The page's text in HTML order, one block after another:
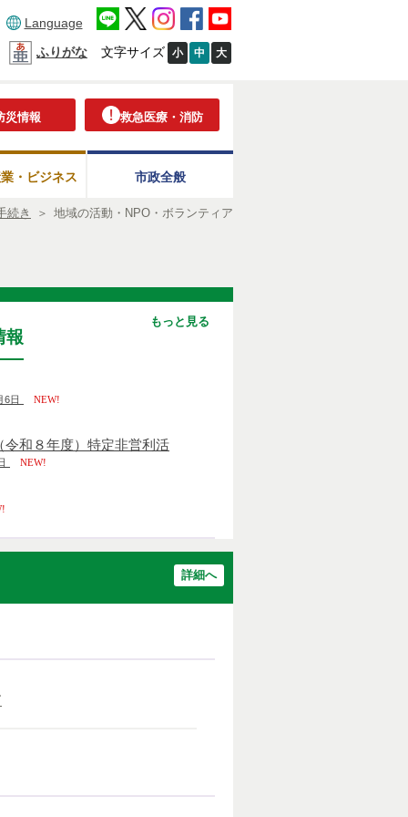
Language
ふりがな 文字サイズ 小 中 大
災情報 救急医療・消防
・ビジネス 市政全般
続き ＞ 地域の活動・NPO・ボランティア
報
もっと見る
6日 NEW!
令和８年度）特定非営利活
NEW!
詳細へ